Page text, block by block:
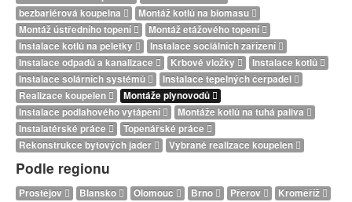
bezbariérová koupelna
Montáž kotlů na biomasu
Montáž ústředního topení
Montáž etážového topení
Instalace kotlů na peletky
Instalace sociálních zařízení
Instalace odpadů a kanalizace
Krbové vložky
Instalace kotlů
Instalace solárních systémů
Instalace tepelných čerpadel
Realizace koupelen
Montáže plynovodů
Instalace podlahového vytápění
Montáže kotlů na tuhá paliva
Instalatérské práce
Topenářské práce
Rekonstrukce bytových jader
Vybrané realizace koupelen
Podle regionu
Prostějov Blansko Olomouc Brno Přerov
Kroměříž